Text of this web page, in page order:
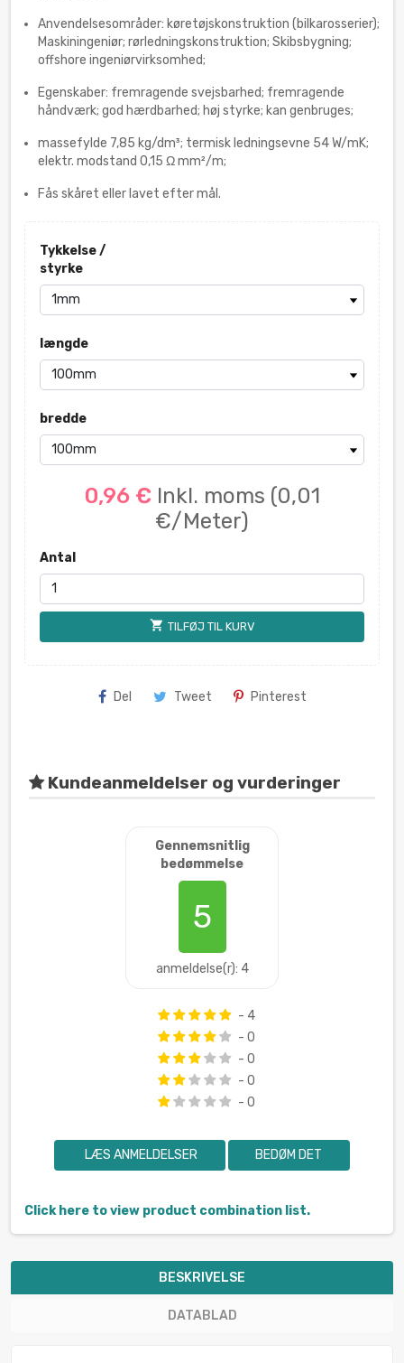
Anvendelsesområder: køretøjskonstruktion (bilkarosserier);
Maskiningeniør; rørledningskonstruktion; Skibsbygning;
offshore ingeniørvirksomhed;
Egenskaber: fremragende svejsbarhed; fremragende
håndværk; god hærdbarhed; høj styrke; kan genbruges;
massefylde 7,85 kg/dm³; termisk ledningsevne 54 W/mK;
elektr. modstand 0,15 Ω mm²/m;
Fås skåret eller lavet efter mål.
Tykkelse /
styrke
længde
bredde
0,96 € Inkl. moms (0,01
€/Meter)
Antal
shopping_cart TILFØJ TIL KURV
Del Tweet Pinterest
Kundeanmeldelser og vurderinger
Gennemsnitlig
bedømmelse
5
anmeldelse(r): 4
- 4
- 0
- 0
- 0
- 0
LÆS ANMELDELSER BEDØM DET
Click here to view product combination list.
BESKRIVELSE
DATABLAD